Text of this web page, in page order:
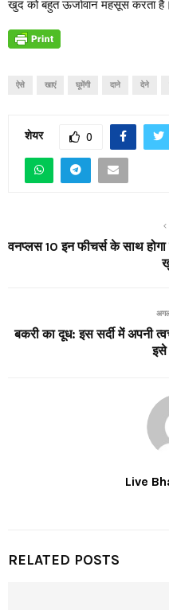
खुद को बहुत ऊर्जावान महसूस करता है।
ऐसे खाएं घूमेंगी दाने देने
शेयर 0
वनप्लस 10 इन फीचर्स के साथ
बकरी का दूध: इस सर्दी में अपनी
इसे
Live
RELATED POSTS